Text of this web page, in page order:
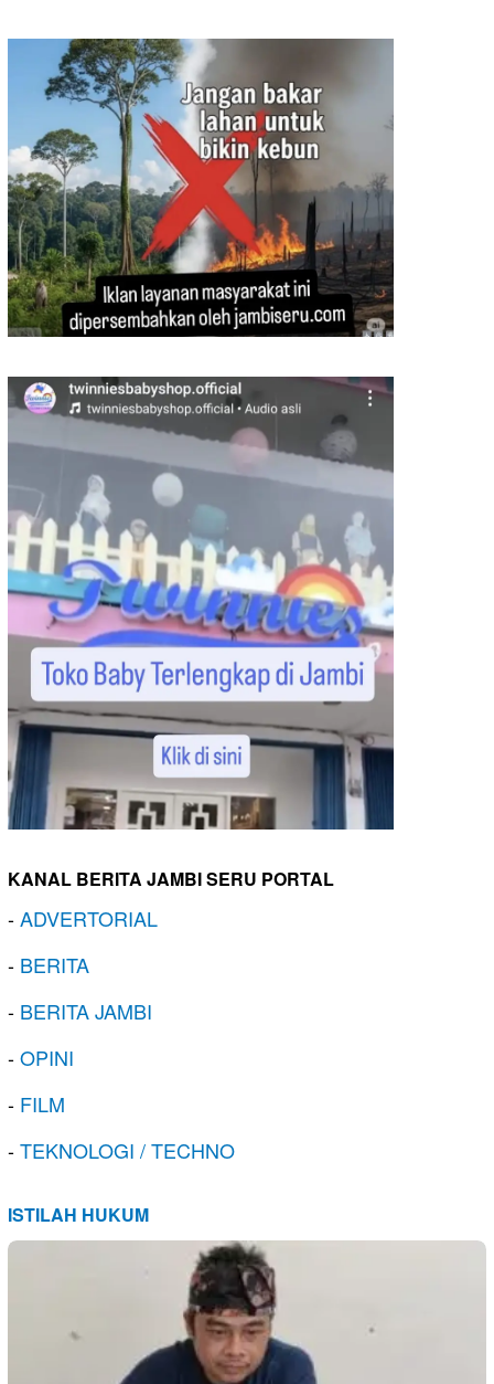
KANAL BERITA JAMBI SERU PORTAL
-ADVERTORIAL
- BERITA
- BERITA JAMBI
-OPINI
- FILM
-TEKNOLOGI / TECHNO
ISTILAH HUKUM